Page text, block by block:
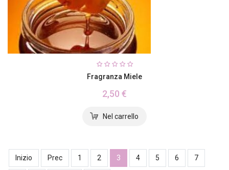
Fragranza Miele
2,50 €
Inizio Prec 1 2 3 4 5 6 7